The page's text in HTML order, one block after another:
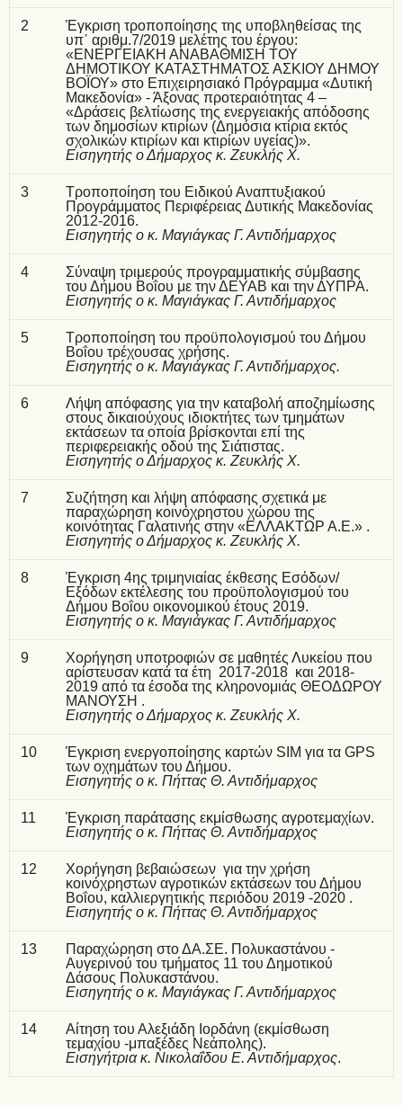
2
Έγκριση τροποποίησης της υποβληθείσας της
υπ΄ αριθμ.7/2019 μελέτης του έργου:
«ΕΝΕΡΓΕΙΑΚΗ ΑΝΑΒΑΘΜΙΣΗ ΤΟΥ
ΔΗΜΟΤΙΚΟΥ ΚΑΤΑΣΤΗΜΑΤΟΣ ΑΣΚΙΟΥ ΔΗΜΟΥ
ΒΟΪΟΥ» στο Επιχειρησιακό Πρόγραμμα «Δυτική
Μακεδονία» - Άξονας προτεραιότητας 4 –
«Δράσεις βελτίωσης της ενεργειακής απόδοσης
των δημοσίων κτιρίων (Δημόσια κτίρια εκτός
σχολικών κτιρίων και κτιρίων υγείας)».
Εισηγητής ο Δήμαρχος κ. Ζευκλής Χ.
3
Τροποποίηση του Ειδικού Αναπτυξιακού
Προγράμματος Περιφέρειας Δυτικής Μακεδονίας
2012-2016.
Εισηγητής ο κ. Μαγιάγκας Γ. Αντιδήμαρχος
4
Σύναψη τριμερούς προγραμματικής σύμβασης
του Δήμου Βοΐου με την ΔΕΥΑΒ και την ΔΥΠΡΑ.
Εισηγητής ο κ. Μαγιάγκας Γ. Αντιδήμαρχος
5
Τροποποίηση του προϋπολογισμού του Δήμου
Βοΐου τρέχουσας χρήσης.
Εισηγητής ο κ. Μαγιάγκας Γ. Αντιδήμαρχος.
6
Λήψη απόφασης για την καταβολή αποζημίωσης
στους δικαιούχους ιδιοκτήτες των τμημάτων
εκτάσεων τα οποία βρίσκονται επί της
περιφερειακής οδού της Σιάτιστας.
Εισηγητής ο Δήμαρχος κ. Ζευκλής Χ.
7
Συζήτηση και λήψη απόφασης σχετικά με
παραχώρηση κοινόχρηστου χώρου της
κοινότητας Γαλατινής στην «ΕΛΛΑΚΤΩΡ Α.Ε.» .
Εισηγητής ο Δήμαρχος κ. Ζευκλής Χ.
8
Έγκριση 4ης τριμηνιαίας έκθεσης Εσόδων/
Εξόδων εκτέλεσης του προϋπολογισμού του
Δήμου Βοΐου οικονομικού έτους 2019.
Εισηγητής ο κ. Μαγιάγκας Γ. Αντιδήμαρχος
9
Χορήγηση υποτροφιών σε μαθητές Λυκείου που
αρίστευσαν κατά τα έτη 2017-2018 και 2018-
2019 από τα έσοδα της κληρονομιάς ΘΕΟΔΩΡΟΥ
ΜΑΝΟΥΣΗ .
Εισηγητής ο Δήμαρχος κ. Ζευκλής Χ.
10
Έγκριση ενεργοποίησης καρτών SIM για τα GPS
των οχημάτων του Δήμου.
Εισηγητής ο κ. Πήττας Θ. Αντιδήμαρχος
11
Έγκριση παράτασης εκμίσθωσης αγροτεμαχίων.
Εισηγητής ο κ. Πήττας Θ. Αντιδήμαρχος
12
Χορήγηση βεβαιώσεων για την χρήση
κοινόχρηστων αγροτικών εκτάσεων του Δήμου
Βοΐου, καλλιεργητικής περιόδου 2019 -2020 .
Εισηγητής ο κ. Πήττας Θ. Αντιδήμαρχος
13
Παραχώρηση στο ΔΑ.ΣΕ. Πολυκαστάνου -
Αυγερινού του τμήματος 11 του Δημοτικού
Δάσους Πολυκαστάνου.
Εισηγητής ο κ. Μαγιάγκας Γ. Αντιδήμαρχος
14
Αίτηση του Αλεξιάδη Ιορδάνη (εκμίσθωση
τεμαχίου -μπαξέδες Νεάπολης).
Εισηγήτρια κ. Νικολαΐδου Ε. Αντιδήμαρχος.